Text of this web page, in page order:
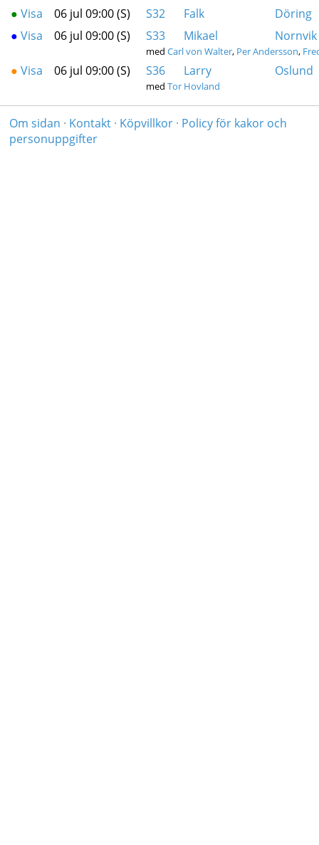
● Visa 06 jul 09:00 (S) S32 Falk
Döring
● Visa 06 jul 09:00 (S) S33 Mikael Nornvik
med Carl von Walter, Per Andersson,
● Visa 06 jul 09:00 (S) S36 Larry Oslund
med Tor Hovland
Om sidan · Kontakt· Köpvillkor· Policy för kakor och
personuppgifter